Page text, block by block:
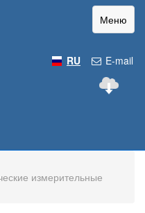
Меню
E-mail
RU
измерительные